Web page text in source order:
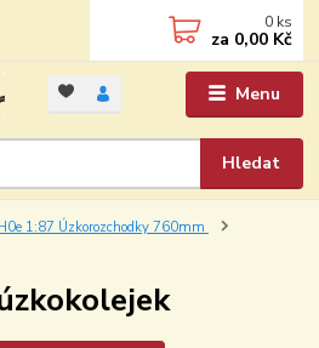
Menu
Hledat
0 ks
za 0,00 Kč
1:87 Úzkorozchodky 760mm